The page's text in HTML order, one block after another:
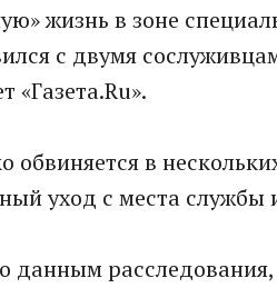
жизнь в зоне
с двумя
«Газета.Ru».
обвиняется в
уход с места службы
данным